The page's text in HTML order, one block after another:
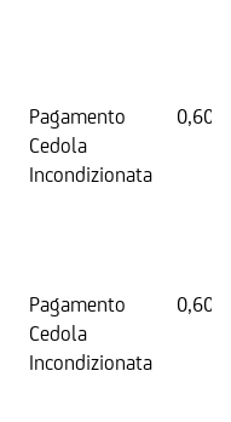
Pagamento
Cedola
Incondizionata
0,60
Pagamento
Cedola
Incondizionata
0,60